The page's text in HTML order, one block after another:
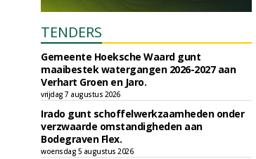
TENDERS
Gemeente Hoeksche Waard gunt
maaibestek watergangen 2026-2027 aan
Verhart Groen en Jaro.
vrijdag 7 augustus 2026
Irado gunt schoffelwerkzaamheden onder
verzwaarde omstandigheden aan
Bodegraven Flex.
woensdag 5 augustus 2026